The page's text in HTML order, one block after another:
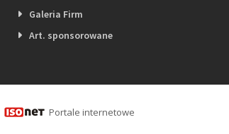
Galeria Firm
Art. sponsorowane
Portale internetowe